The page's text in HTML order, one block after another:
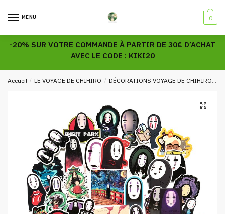
MENU 0
-20% SUR VOTRE COMMANDE À PARTIR DE 30€ D’ACHAT
AVEC LE CODE : KIKI20
Accueil / LE VOYAGE DE CHIHIRO / DÉCORATIONS VOYAGE DE CHIHIRO
🔍